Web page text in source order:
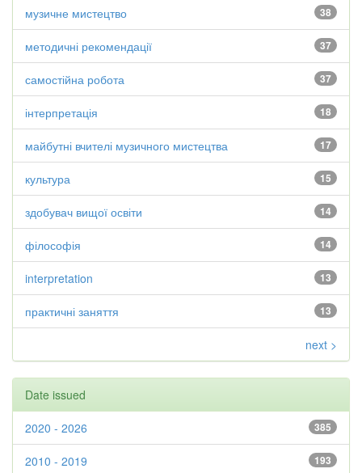
38
музичне мистецтво
37
методичні рекомендації
37
самостійна робота
18
інтерпретація
17
майбутні вчителі музичного мистецтва
15
культура
14
здобувач вищої освіти
14
філософія
13
interpretation
13
практичні заняття
next >
Date issued
385
2020 - 2026
193
2010 - 2019